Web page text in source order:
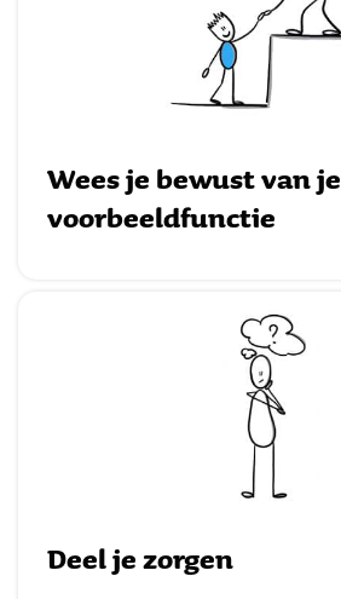
Wees je bewust van je
voorbeeldfunctie
Deel je zorgen